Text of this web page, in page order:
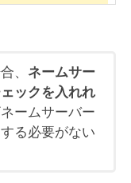
、 ネームサー
ックを入れれ
ームサーバー
る必要がない